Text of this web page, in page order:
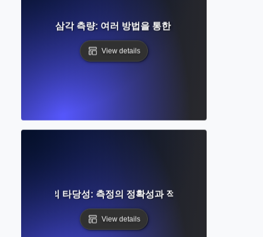
연구에서의 삼각 측량: 여러 방법을 통한 신뢰성 강화
View details
연구에서의 타당성: 측정의 정확성과 적절성 보장
View details